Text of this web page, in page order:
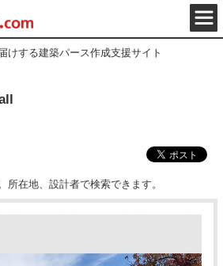
けする建築パース作成支援サイト
所在地、設計者で検索できます。